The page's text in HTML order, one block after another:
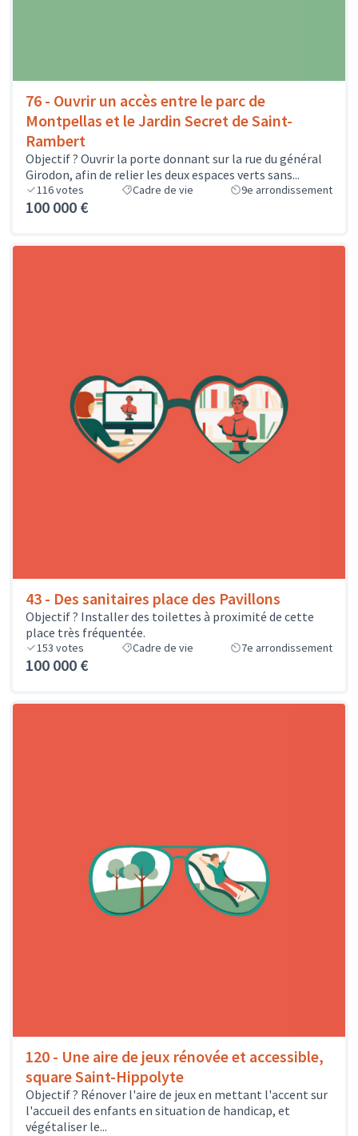
76 - Ouvrir un accès entre le parc de
Montpellas et le Jardin Secret de Saint-
Rambert
Objectif ? Ouvrir la porte donnant sur la rue du général
Girodon, afin de relier les deux espaces verts sans...
116votes Cadre de vie 9e arrondissement
100 000 €
43 - Des sanitaires place des Pavillons
Objectif ? Installer des toilettes à proximité de cette
place très fréquentée.
153 votes Cadre de vie 7e arrondissement
100 000 €
120 - Une aire de jeux rénovée et accessible,
square Saint-Hippolyte
Objectif ? Rénover l'aire de jeux en mettant l'accent sur
l'accueil des enfants en situation de handicap, et
végétaliser le...